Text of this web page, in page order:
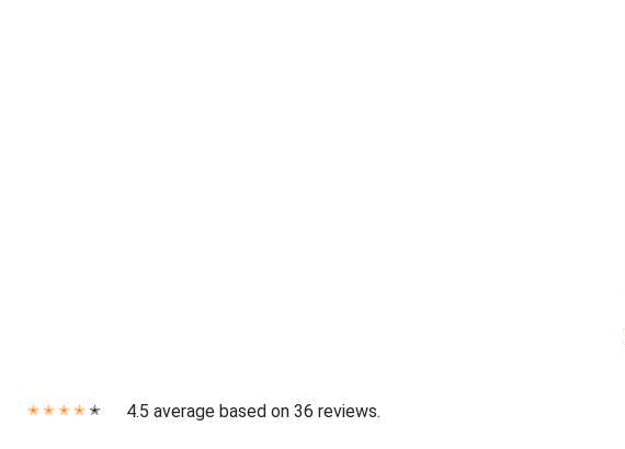
✭ ✭ ✭ ✭ ✭ 4.5 average based on 36 reviews.